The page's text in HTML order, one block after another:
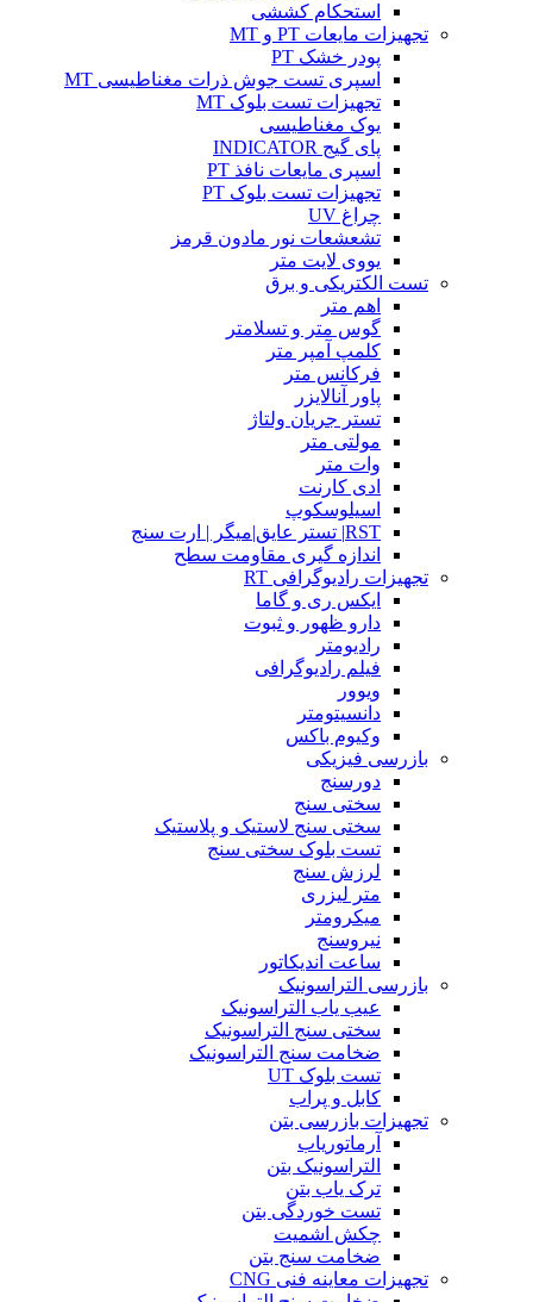
استحکام کششی
تجهیزات مایعات PT و MT
پودر خشک PT
اسپری تست جوش ذرات مغناطیسی MT
تجهیزات تست بلوک MT
یوک مغناطیسی
پای گیج INDICATOR
اسپری مایعات نافذ PT
تجهیزات تست بلوک PT
چراغ UV
تشعشعات نور مادون قرمز
یووی لایت متر
تست الکتریکی و برق
اهم متر
گوس متر و تسلامتر
کلمپ آمپر متر
فرکانس متر
پاور آنالایزر
تستر جریان ولتاژ
مولتی متر
وات متر
ادی کارنت
اسیلوسکوپ
RST| تستر عایق|میگر | ارت سنج
اندازه گیری مقاومت سطح
تجهیزات رادیوگرافی RT
ایکس ری و گاما
دارو ظهور و ثبوت
رادیومتر
فیلم رادیوگرافی
ویوور
دانسیتومتر
وکیوم باکس
بازرسی فیزیکی
دورسنج
سختی سنج
سختی سنج لاستیک و پلاستیک
تست بلوک سختی سنج
لرزش سنج
متر لیزری
میکرومتر
نیروسنج
ساعت اندیکاتور
بازرسی التراسونیک
عیب یاب التراسونیک
سختی سنج التراسونیک
ضخامت سنج التراسونیک
تست بلوک UT
کابل و پراب
تجهیزات بازرسی بتن
آرماتوریاب
التراسونیک بتن
ترک یاب بتن
تست خوردگی بتن
چکش اشمیت
ضخامت سنج بتن
تجهیزات معاینه فنی CNG